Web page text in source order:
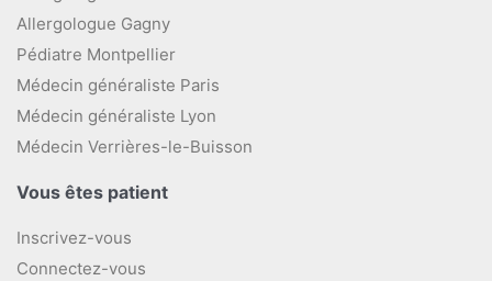
Allergologue Gagny
Pédiatre Montpellier
Médecin généraliste Paris
Médecin généraliste Lyon
Médecin Verrières-le-Buisson
Vous êtes patient
Inscrivez-vous
Connectez-vous